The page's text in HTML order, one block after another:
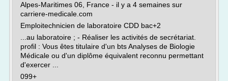
Alpes-Maritimes 06, France - il y a 4 semaines sur
carriere-medicale.com
Emploitechnicien de laboratoire CDD bac+2
...au laboratoire ; - Réaliser les activités de secrétariat.
profil : Vous êtes titulaire d'un bts Analyses de Biologie
Médicale ou d'un diplôme équivalent reconnu permettant
d'exercer ...
099+